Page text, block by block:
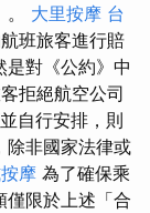
大里按摩 台
班旅客進行賠
對《公約》中
拒絕航空公司
自行安排，則
除非國家法律或
摩 為了確保乘
僅限於上述「合